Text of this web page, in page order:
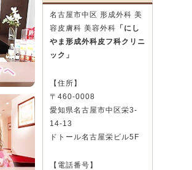
名古屋市中区 形成外科 美
容皮膚科 美容外科 「にし
やま形成外科皮フ科クリニ
ック」
【住所】
〒460-0008
愛知県名古屋市中区栄3-
14-13
ドトール名古屋栄ビル5F
【電話番号】